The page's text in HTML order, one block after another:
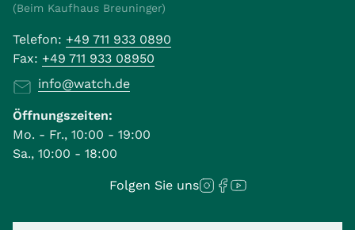
(Beim Kaufhaus Breuninger)
Telefon: +49 711 933 0890
Fax: +49 711 933 08950
info@watch.de
Öffnungszeiten:
Mo. - Fr., 10:00 - 19:00
Sa., 10:00 - 18:00
Folgen Sie uns